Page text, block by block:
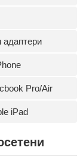
Pro/Air
iPad